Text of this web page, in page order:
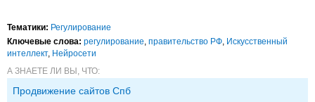
Тематики: Регулирование
Ключевые слова: регулирование правительство РФ Искусственный
интеллект, Нейросети
А ЗНАЕТЕ ЛИ ВЫ, ЧТО:
Продвижение сайтов Спб